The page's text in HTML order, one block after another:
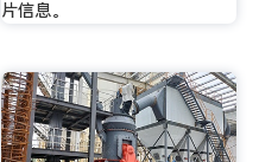
片信息。